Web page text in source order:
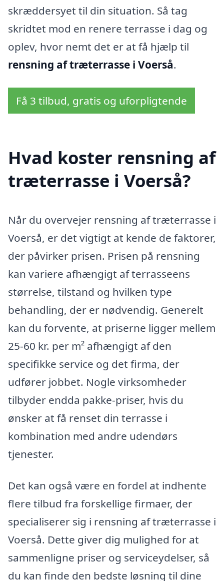
skræddersyet til din situation. Så tag
skridtet mod en renere terrasse i dag og
oplev, hvor nemt det er at få hjælp til
rensning af træterrasse i Voerså.
Få 3 tilbud, gratis og uforpligtende
Hvad koster rensning af
træterrasse i Voerså?
Når du overvejer rensning af træterrasse i
Voerså, er det vigtigt at kende de faktorer,
der påvirker prisen. Prisen på rensning
kan variere afhængigt af terrasseens
størrelse, tilstand og hvilken type
behandling, der er nødvendig. Generelt
kan du forvente, at priserne ligger mellem
25-60 kr. per m² afhængigt af den
specifikke service og det firma, der
udfører jobbet. Nogle virksomheder
tilbyder endda pakke-priser, hvis du
ønsker at få renset din terrasse i
kombination med andre udendørs
tjenester.
Det kan også være en fordel at indhente
flere tilbud fra forskellige firmaer, der
specialiserer sig i rensning af træterrasse i
Voerså. Dette giver dig mulighed for at
sammenligne priser og serviceydelser, så
du kan finde den bedste løsning til dine